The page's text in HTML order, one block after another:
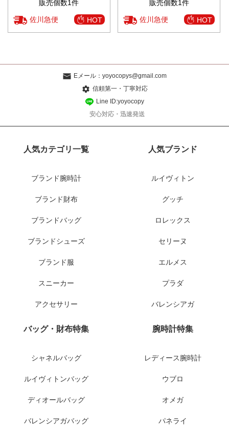
販売個数1件
佐川急便 HOT
販売個数1件
佐川急便 HOT
Eメール： yoyocopys@gmail.com
信頼第一・丁寧対応
Line ID:yoyocopy
安心対応・迅速発送
人気カテゴリ一覧
ブランド腕時計
ブランド財布
ブランドバッグ
ブランドシューズ
ブランド服
スニーカー
アクセサリー
人気ブランド
ルイヴィトン
グッチ
ロレックス
セリーヌ
エルメス
プラダ
バレンシアガ
バッグ・財布特集
シャネルバッグ
ルイヴィトンバッグ
ディオールバッグ
バレンシアガバッグ
腕時計特集
レディース腕時計
ウブロ
オメガ
パネライ